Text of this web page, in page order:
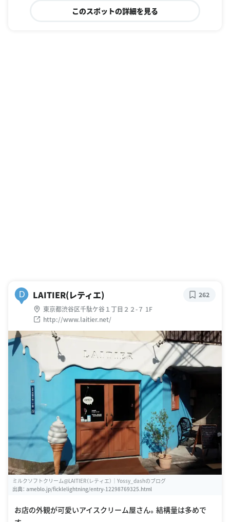
このスポットの詳細を見る
D LAITIER(レティエ)
東京都渋谷区千駄ケ谷１丁目２２-７ 1F
http://www.laitier.net/
262
ミルクソフトクリーム@LAITIER（レティエ）｜Yossy_dashのブログ
出典： ameblo.jp/ficklelightning/entry-12298769325.html
お店の外観が可愛いアイスクリーム屋さん。結構量は多めで